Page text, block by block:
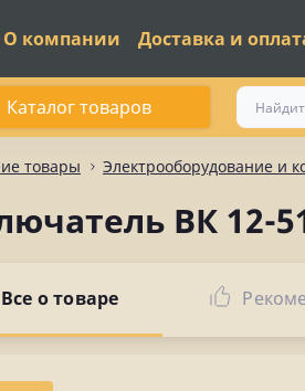
О компании Доставка и
Каталог товаров
товары Электрооборудование и
ВК 12-
Все о товаре